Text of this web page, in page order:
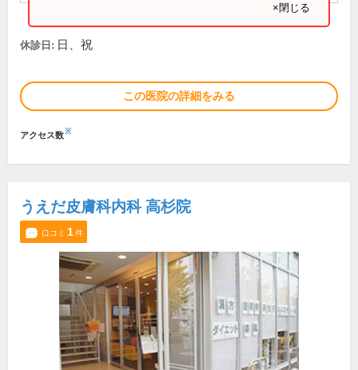
×閉じる
休診日: 日、祝
この医院の詳細をみる
アクセス数※
うえだ皮膚科内科 高杉院
口コミ 1件